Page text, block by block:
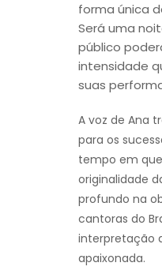
forma única
Será uma
público
intensidade
suas
A voz de Ana
para os
tempo em
originalidade
profundo na
cantoras do
interpretação
apaixonada.